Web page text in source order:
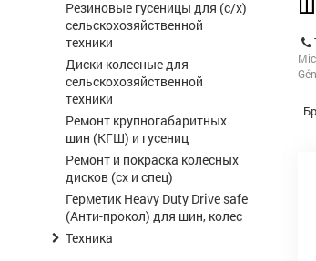
Резиновые гусеницы для (с/х)
сельскохозяйственной
техники
Диски колесные для
сельскохозяйственной
техники
Ремонт крупногабаритных
шин (КГШ) и гусениц
Ремонт и покраска колесных
дисков (сх и спец)
Герметик Heavy Duty Drive safe
(Анти-прокол) для шин, колес
Техника